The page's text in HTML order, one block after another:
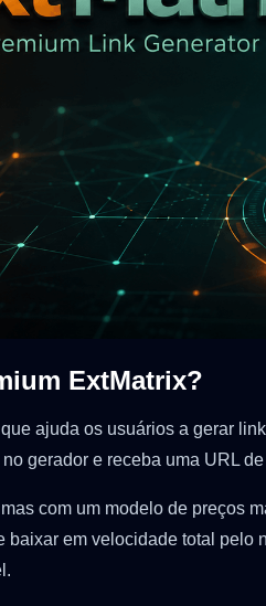
ExtMatrix?
ajuda os usuários a gerar
gerador e receba uma URL
com um modelo de
em velocidade total